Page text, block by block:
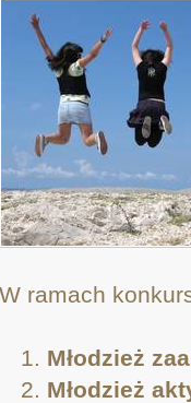
W ramach
Młodzież
Młodzież